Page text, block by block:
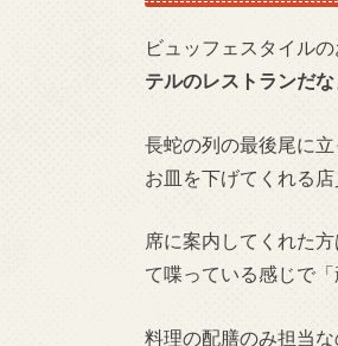
ビュッフェスタイル
テルのレストランだな
長蛇の列の最後尾に
お皿を下げてくれる
席に案内してくれた
て喋っている感じで
料理の配膳のみ担当